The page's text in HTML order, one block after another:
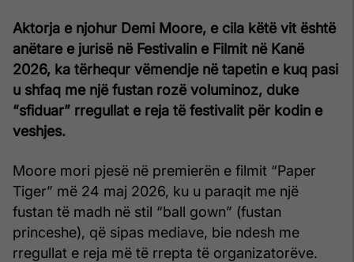
Aktorja e njohur Demi Moore, e cila këtë vit është
anëtare e jurisë në Festivalin e Filmit në Kanë
2026, ka tërhequr vëmendje në tapetin e kuq pasi
u shfaq me një fustan rozë voluminoz, duke
“sfiduar” rregullat e reja të festivalit për kodin e
veshjes.
Moore mori pjesë në premierën e filmit “Paper
Tiger” më 24 maj 2026, ku u paraqit me një
fustan të madh në stil “ball gown” (fustan
princeshe), që sipas mediave, bie ndesh me
rregullat e reja më të rrepta të organizatorëve.